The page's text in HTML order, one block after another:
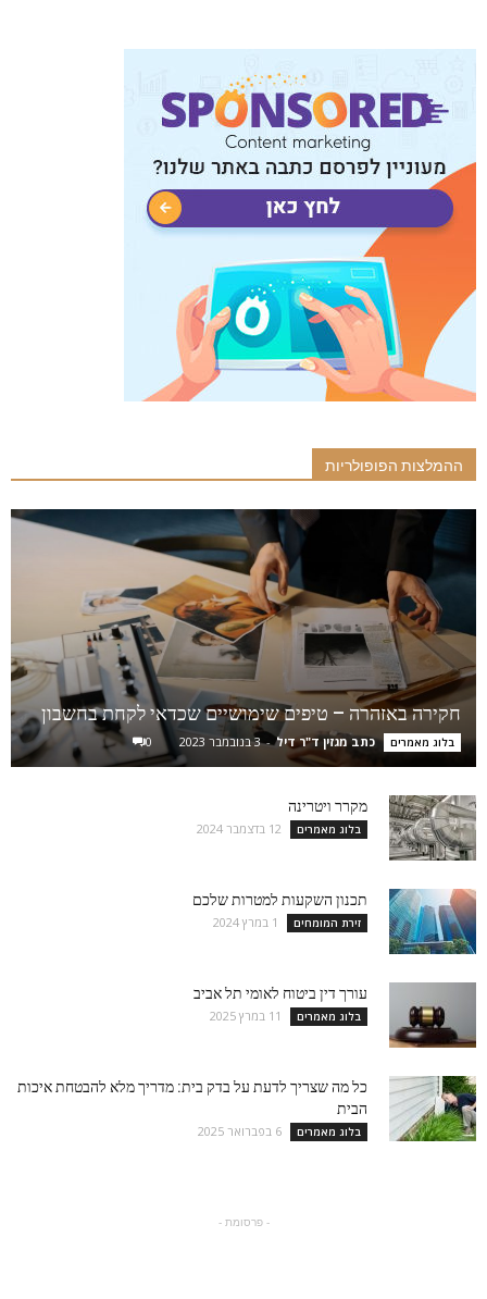
ההמלצות הפופולריות
חקירה באזהרה – טיפים שימושיים שכדאי לקחת בחשבון
בלוג מאמרים כתב מגזין ד"ר דיל - 3 בנובמבר 2023 0
מקרר ויטרינה
בלוג מאמרים 12 בדצמבר 2024
תכנון השקעות למטרות שלכם
זירת המומחים 1 במרץ 2024
עורך דין ביטוח לאומי תל אביב
בלוג מאמרים 11 במרץ 2025
כל מה שצריך לדעת על בדק בית: מדריך מלא להבטחת איכות
הבית
בלוג מאמרים 6 בפברואר 2025
- פרסומת -